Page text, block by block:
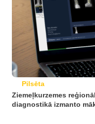
Pilsēta
Ziemeļkurzemes
diagnostikā izmanto